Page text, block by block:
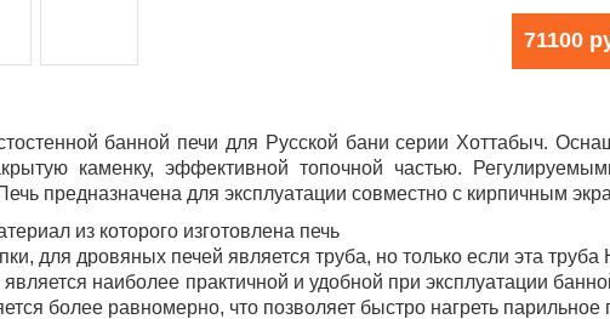
71100
банной печи для Русской бани серии Хоттабыч.
каменку, эффективной топочной частью.
предназначена для эксплуатации совместно с кирпичным
из которого изготовлена печь
для дровяных печей является труба, но только если эта
наиболее практичной и удобной при эксплуатации
более равномерно, что позволяет быстро нагреть